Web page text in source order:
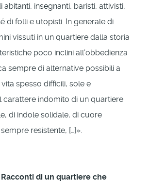
abitanti, insegnanti, baristi, attivisti,
di folli e utopisti. In generale di
vissuti in un quartiere dalla storia
poco inclini all’obbedienza
sempre di alternative possibili a
spesso difficili, sole e
carattere indomito di un quartiere
di indole solidale, di cuore
resistente, […]».
di un quartiere che